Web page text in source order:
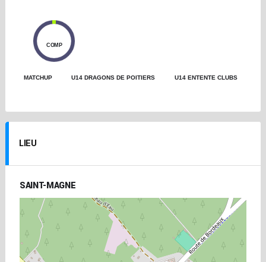
COMP
MATCHUP U14 DRAGONS DE POITIERS U14 ENTENTE CLUBS
LIEU
SAINT-MAGNE